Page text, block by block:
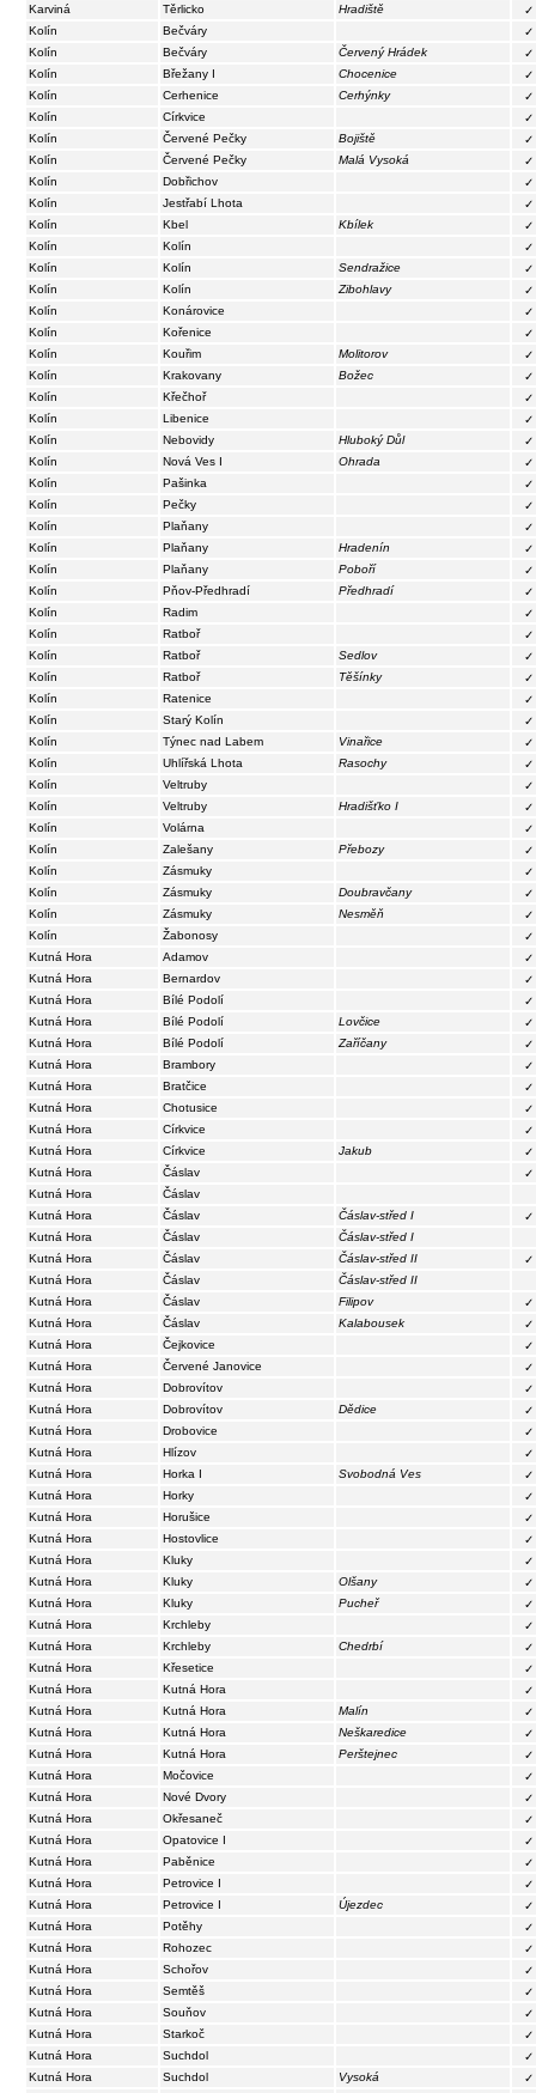
Karviná
Těrlicko Hradiště
✓
Kolín
Bečváry
✓
Kolín
Bečváry Červený Hrádek
✓
Kolín
Břežany I Chocenice
✓
Kolín
Cerhenice Cerhýnky
✓
Kolín
Církvice
✓
Kolín
Červené Pečky Bojiště
✓
Kolín
Červené Pečky Malá Vysoká
✓
Kolín
Dobřichov
✓
Kolín
Jestřabí Lhota
✓
Kolín
Kbel Kbílek
✓
Kolín
Kolín
✓
Kolín
Kolín Sendražice
✓
Kolín
Kolín Zibohlavy
✓
Kolín
Konárovice
✓
Kolín
Kořenice
✓
Kolín
Kouřim Molitorov
✓
Kolín
Krakovany Božec
✓
Kolín
Křečhoř
✓
Kolín
Libenice
✓
Kolín
Nebovidy Hluboký Důl
✓
Kolín
Nová Ves I Ohrada
✓
Kolín
Pašinka
✓
Kolín
Pečky
✓
Kolín
Plaňany
✓
Kolín
Plaňany Hradenín
✓
Kolín
Plaňany Poboří
✓
Kolín
Pňov-Předhradí Předhradí
✓
Kolín
Radim
✓
Kolín
Ratboř
✓
Kolín
Ratboř Sedlov
✓
Kolín
Ratboř Těšínky
✓
Kolín
Ratenice
✓
Kolín
Starý Kolín
✓
Kolín
Týnec nad Labem Vinařice
✓
Kolín
Uhlířská Lhota Rasochy
✓
Kolín
Veltruby
✓
Kolín
Veltruby Hradišťko I
✓
Kolín
Volárna
✓
Kolín
Zalešany Přebozy
✓
Kolín
Zásmuky
✓
Kolín
Zásmuky Doubravčany
✓
Kolín
Zásmuky Nesměň
✓
Kolín
Žabonosy
✓
Kutná Hora
Adamov
✓
Kutná Hora
Bernardov
✓
Kutná Hora
Bílé Podolí
✓
Kutná Hora
Bílé Podolí Lovčice
✓
Kutná Hora
Bílé Podolí Zaříčany
✓
Kutná Hora
Brambory
✓
Kutná Hora
Bratčice
✓
Kutná Hora
Chotusice
✓
Kutná Hora
Církvice
✓
Kutná Hora
Církvice Jakub
✓
Kutná Hora
Čáslav
✓
Kutná Hora
Čáslav
Kutná Hora
Čáslav Čáslav-střed I
✓
Kutná Hora
Čáslav
Čáslav-střed I
Kutná Hora
Čáslav Čáslav-střed II
✓
Kutná Hora
Čáslav
Čáslav-střed II
Kutná Hora
Čáslav Filipov
✓
Kutná Hora
Čáslav Kalabousek
✓
Kutná Hora
Čejkovice
✓
Kutná Hora
Červené Janovice
✓
Kutná Hora
Dobrovítov
✓
Kutná Hora
Dobrovítov Dědice
✓
Kutná Hora
Drobovice
✓
Kutná Hora
Hlízov
✓
Kutná Hora
Horka I Svobodná Ves
✓
Kutná Hora
Horky
✓
Kutná Hora
Horušice
✓
Kutná Hora
Hostovlice
✓
Kutná Hora
Kluky
✓
Kutná Hora
Kluky Olšany
✓
Kutná Hora
Kluky Pucheř
✓
Kutná Hora
Krchleby
✓
Kutná Hora
Krchleby Chedrbí
✓
Kutná Hora
Křesetice
✓
Kutná Hora
Kutná Hora
✓
Kutná Hora
Kutná Hora Malín
✓
Kutná Hora
Kutná Hora Neškaredice
✓
Kutná Hora
Kutná Hora Perštejnec
✓
Kutná Hora
Močovice
✓
Kutná Hora
Nové Dvory
✓
Kutná Hora
Okřesaneč
✓
Kutná Hora
Opatovice I
✓
Kutná Hora
Paběnice
✓
Kutná Hora
Petrovice I
✓
Kutná Hora
Petrovice I Újezdec
✓
Kutná Hora
Potěhy
✓
Kutná Hora
Rohozec
✓
Kutná Hora
Schořov
✓
Kutná Hora
Semtěš
✓
Kutná Hora
Souňov
✓
Kutná Hora
Starkoč
✓
Kutná Hora
Suchdol
✓
Kutná Hora
Suchdol Vysoká
✓